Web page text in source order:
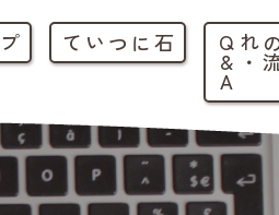
プラン一覧 石について